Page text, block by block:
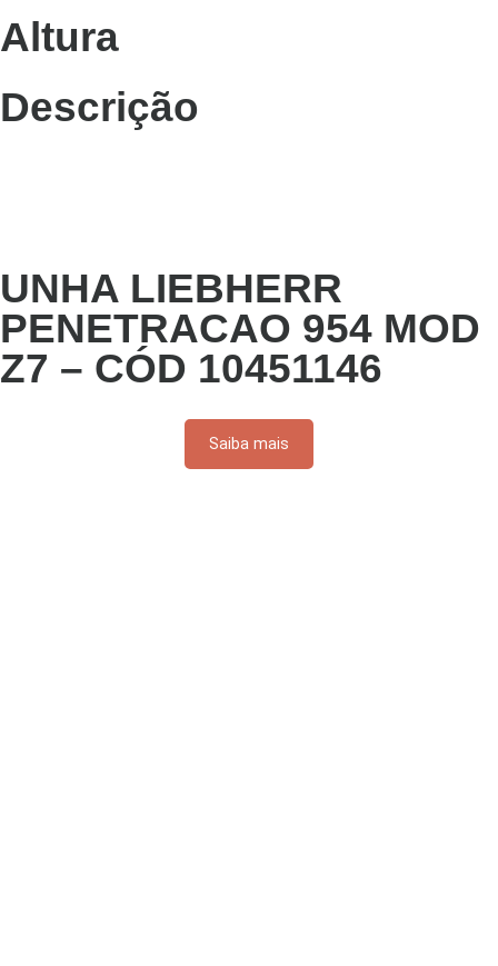
Altura
Descrição
UNHA LIEBHERR
PENETRACAO 954 MOD
Z7 – CÓD 10451146
Saiba mais